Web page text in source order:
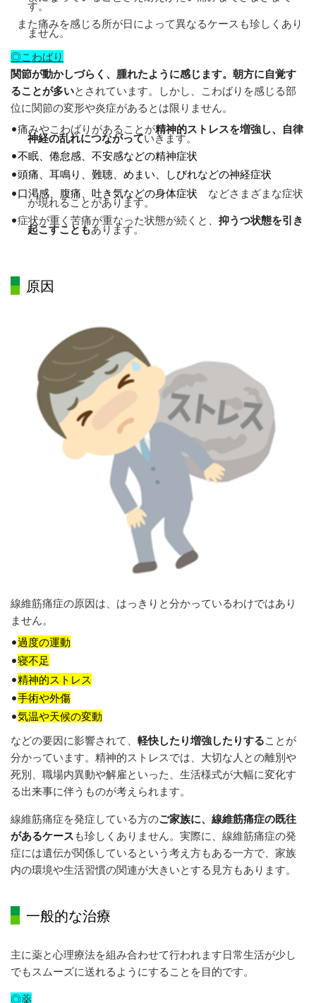
す。
また痛みを感じる所が日によって異なるケースも珍しくあり
ません。
◎こわばり
関節が動かしづらく、腫れたように感じます。朝方に自覚す
ることが多いとされています。しかし、こわばりを感じる部
位に関節の変形や炎症があるとは限りません。
•痛みやこわばりがあることが精神的ストレスを増強し、自律
神経の乱れにつながっていきます。
•不眠、倦怠感、不安感などの精神症状
•頭痛、耳鳴り、難聴、めまい、しびれなどの神経症状
•口渇感、腹痛、吐き気などの身体症状 などさまざまな症状
が現れることがあります。
•症状が重く苦痛が重なった状態が続くと、 抑うつ状態を引き
起こすこともあります。
原因
線維筋痛症の原因は、はっきりと分かっているわけではあり
ません。
•過度の運動
•寝不足
•精神的ストレス
•手術や外傷
•気温や天候の変動
などの要因に影響されて、 軽快したり増強したりすることが
分かっています。 精神的ストレスでは、大切な人との離別や
死別、職場内異動や解雇といった、生活様式が大幅に変化す
る出来事に伴うものが考えられます。
線維筋痛症を発症している方のご家族に、線維筋痛症の既往
があるケース も珍しくありません。実際に、線維筋痛症の発
症には遺伝が関係しているという考え方もある一方で、家族
内の環境や生活習慣の関連が大きいとする見方もあります。
一般的な治療
主に薬と心理療法を組み合わせて行われます日常生活が少し
でもスムーズに送れるようにすることを目的です。
◎薬